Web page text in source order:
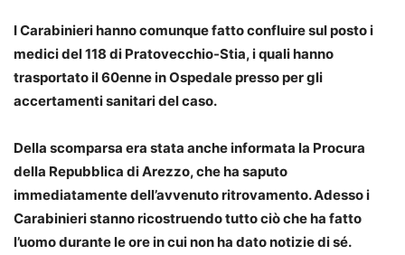
I Carabinieri hanno comunque fatto confluire sul posto i
medici del 118 di Pratovecchio-Stia, i quali hanno
trasportato il 60enne in Ospedale presso per gli
accertamenti sanitari del caso.
Della scomparsa era stata anche informata la Procura
della Repubblica di Arezzo, che ha saputo
immediatamente dell’avvenuto ritrovamento. Adesso i
Carabinieri stanno ricostruendo tutto ciò che ha fatto
l’uomo durante le ore in cui non ha dato notizie di sé.